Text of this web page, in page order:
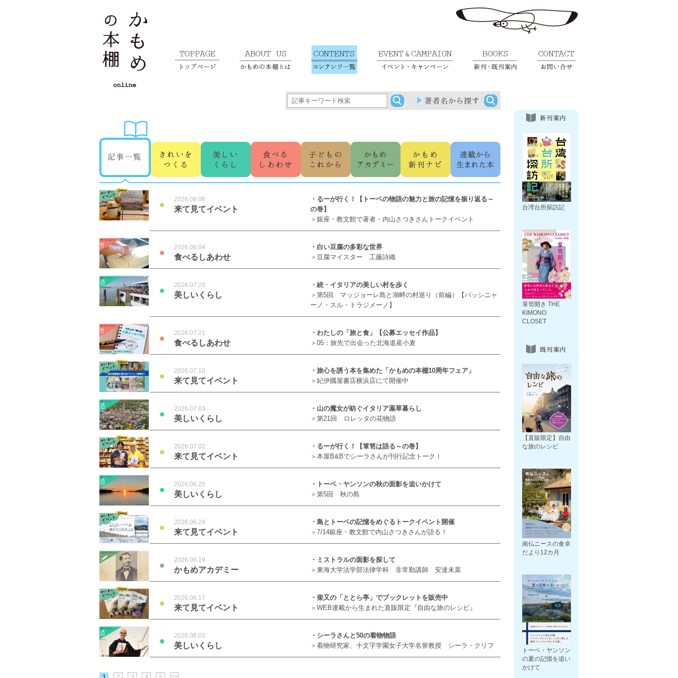
●
2026.08.06
来て見てイベント
・るーが行く！【トーベの物語の魅力と旅の記憶を振り返る～
の巻】
＞銀座・教文館で著者・内山さつきさんトークイベント
●
2026.08.04
食べるしあわせ
・白い豆腐の多彩な世界
＞豆腐マイスター 工藤詩織
●
2026.07.28
美しいくらし
・続・イタリアの美しい村を歩く
＞第5回 マッジョーレ島と湖畔の村巡り（前編）【パッシニャ
ーノ・スル・トラジメーノ】
●
2026.07.21
食べるしあわせ
・わたしの「旅と食」【公募エッセイ作品】
＞05：旅先で出会った北海道産小麦
●
2026.07.10
来て見てイベント
・旅心を誘う本を集めた「かもめの本棚10周年フェア」
＞紀伊國屋書店横浜店にて開催中
●
2026.07.03
美しいくらし
・山の魔女が紡ぐイタリア薬草暮らし
＞第21回 ロレッタの花物語
●
2026.07.02
来て見てイベント
・るーが行く！【箪笥は語る～の巻】
＞本屋B&Bでシーラさんが刊行記念トーク！
●
2026.06.25
美しいくらし
・トーベ・ヤンソンの秋の面影を追いかけて
＞第5回 秋の島
●
2026.06.24
来て見てイベント
・島とトーベの記憶をめぐるトークイベント開催
＞7/14銀座・教文館で内山さつきさんが語る！
●
2026.06.19
かもめアカデミー
・ミストラルの面影を探して
＞東海大学法学部法律学科 非常勤講師 安達未菜
●
2026.06.17
来て見てイベント
・柴又の「ととら亭」でブックレットを販売中
＞WEB連載から生まれた直販限定『自由な旅のレシピ』
●
2026.06.03
美しいくらし
・シーラさんと50の着物物語
＞着物研究家、十文字学園女子大学名誉教授 シーラ・クリフ
台湾台所探訪記
箪笥開き THE
KIMONO
CLOSET
【直販限定】自由
な旅のレシピ
南仏ニースの食卓
だより12カ月
トーベ・ヤンソン
の夏の記憶を追い
かけて